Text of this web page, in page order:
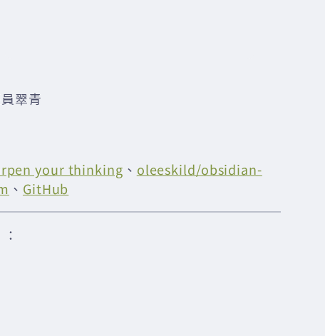
翠青
your thinking 、 oleeskild/obsidian-
、 GitHub